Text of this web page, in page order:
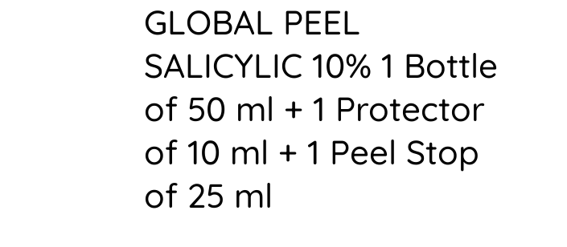
GLOBAL PEEL
SALICYLIC 10% 1 Bottle
of 50 ml + 1 Protector
of 10 ml + 1 Peel Stop
of 25 ml